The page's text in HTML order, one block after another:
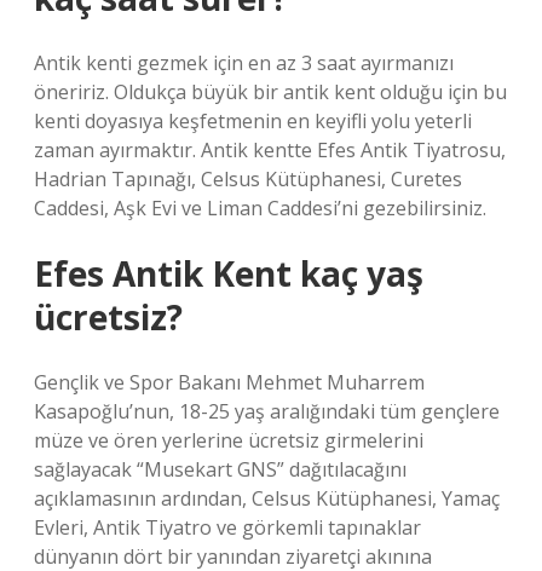
Antik kenti gezmek için en az 3 saat ayırmanızı
öneririz. Oldukça büyük bir antik kent olduğu için bu
kenti doyasıya keşfetmenin en keyifli yolu yeterli
zaman ayırmaktır. Antik kentte Efes Antik Tiyatrosu,
Hadrian Tapınağı, Celsus Kütüphanesi, Curetes
Caddesi, Aşk Evi ve Liman Caddesi’ni gezebilirsiniz.
Efes Antik Kent kaç yaş
ücretsiz?
Gençlik ve Spor Bakanı Mehmet Muharrem
Kasapoğlu’nun, 18-25 yaş aralığındaki tüm gençlere
müze ve ören yerlerine ücretsiz girmelerini
sağlayacak “Musekart GNS” dağıtılacağını
açıklamasının ardından, Celsus Kütüphanesi, Yamaç
Evleri, Antik Tiyatro ve görkemli tapınaklar
dünyanın dört bir yanından ziyaretçi akınına